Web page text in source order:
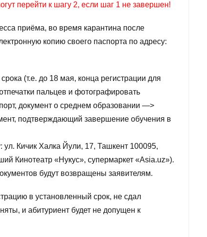
перейти к шагу 2, если шаг 1 не завершен!
приёма, во время карантина после
копию своего паспорта по адресу:
(т.е. до 18 мая, конца регистрации для
пальцев и фотографировать
документ о среднем образовании —>
подтверждающий завершение обучения в
Кичик Халка Йули, 17, Ташкент 100095,
Кинотеатр «Нукус», супермаркет «Asia.uz»).
будут возвращены заявителям.
в установленный срок, не сдал
и абитуриент будет не допущен к